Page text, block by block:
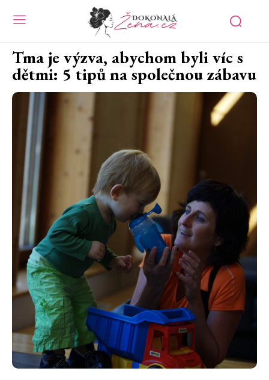
Tma je výzva, abychom byli víc s
dětmi: 5 tipů na společnou zábavu